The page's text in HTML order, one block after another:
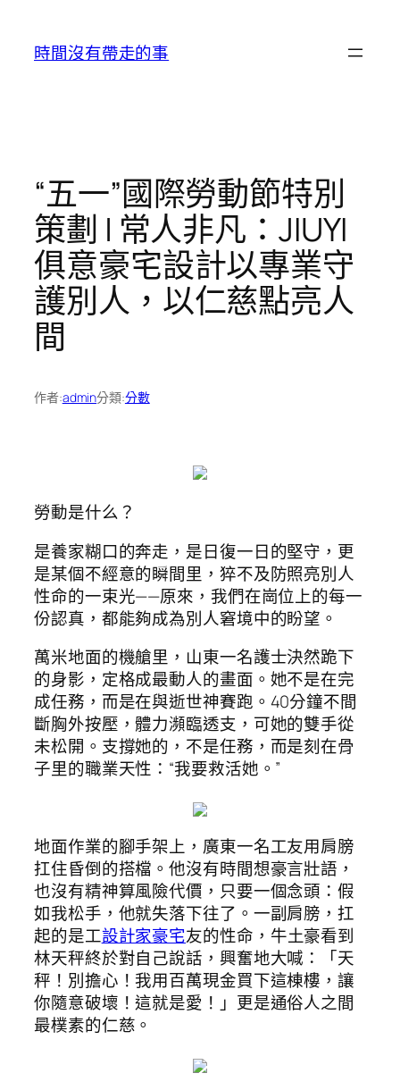
時間沒有帶走的事
“五一”國際勞動節特別
策劃 | 常人非凡：JIUYI
俱意豪宅設計以專業守
護別人，以仁慈點亮人
間
作者:admin分類:分數
勞動是什么？
是養家糊口的奔走，是日復一日的堅守，更
是某個不經意的瞬間里，猝不及防照亮別人
性命的一束光——原來，我們在崗位上的每一
份認真，都能夠成為別人窘境中的盼望。
萬米地面的機艙里，山東一名護士決然跪下
的身影，定格成最動人的畫面。她不是在完
成任務，而是在與逝世神賽跑。40分鐘不間
斷胸外按壓，體力瀕臨透支，可她的雙手從
未松開。支撐她的，不是任務，而是刻在骨
子里的職業天性：“我要救活她。”
地面作業的腳手架上，廣東一名工友用肩膀
扛住昏倒的搭檔。他沒有時間想豪言壯語，
也沒有精神算風險代價，只要一個念頭：假
如我松手，他就失落下往了。一副肩膀，扛
起的是工設計家豪宅友的性命，牛土豪看到
林天秤終於對自己說話，興奮地大喊：「天
秤！別擔心！我用百萬現金買下這棟樓，讓
你隨意破壞！這就是愛！」更是通俗人之間
最樸素的仁慈。